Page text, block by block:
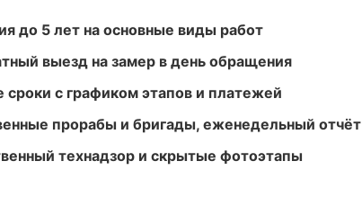
до 5 лет на основные виды работ
выезд на замер в день обращения
сроки с графиком этапов и платежей
прорабы и бригады, еженедельный отчёт
технадзор и скрытые фотоэтапы